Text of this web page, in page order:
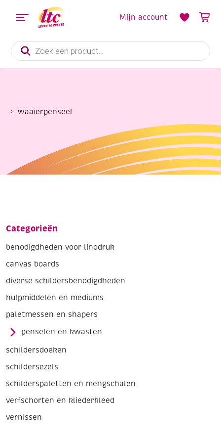
Producten
zoeken
Mijn account
waaierpenseel
Categorieën
benodigdheden voor linodruk
canvas boards
diverse schildersbenodigdheden
hulpmiddelen en mediums
paletmessen en shapers
penselen en kwasten
schildersdoeken
schildersezels
schilderspaletten en mengschalen
verfschorten en kliederkleed
vernissen